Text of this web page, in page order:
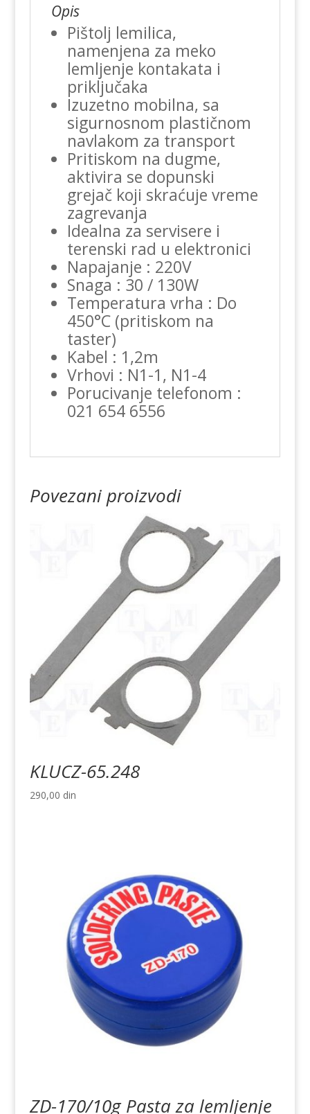
Opis
Pištolj lemilica,
namenjena za meko
lemljenje kontakata i
priključaka
Izuzetno mobilna, sa
sigurnosnom plastičnom
navlakom za transport
Pritiskom na dugme,
aktivira se dopunski
grejač koji skraćuje vreme
zagrevanja
Idealna za servisere i
terenski rad u elektronici
Napajanje : 220V
Snaga : 30 / 130W
Temperatura vrha : Do
450°C (pritiskom na
taster)
Kabel : 1,2m
Vrhovi : N1-1, N1-4
Porucivanje telefonom :
021 654 6556
Povezani proizvodi
KLUCZ-65.248
290,00 din
ZD-170/10g Pasta za lemljenje